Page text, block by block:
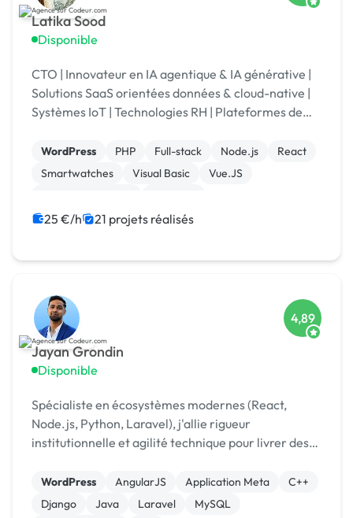
Latika Sood
Disponible
CTO | Innovateur en IA agentique & IA générative |
Solutions SaaS orientées données & cloud-native |
Systèmes IoT | Technologies RH | Plateformes de
WordPress PHP Full-stack Node.js
React
Smartwatches
Visual Basic
Vue.JS
25 €/h 21 projets réalisés
Jayan Grondin
Disponible
4,89
Spécialiste en écosystèmes modernes (React,
Node.js, Python, Laravel), j'allie rigueur
institutionnelle et agilité technique pour livrer des
WordPress AngularJS Application Meta
C++
Django
Java Laravel MySQL